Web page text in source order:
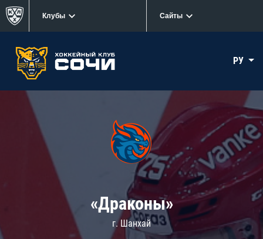
Клубы Сайты
РУ
«Драконы»
г. Шанхай